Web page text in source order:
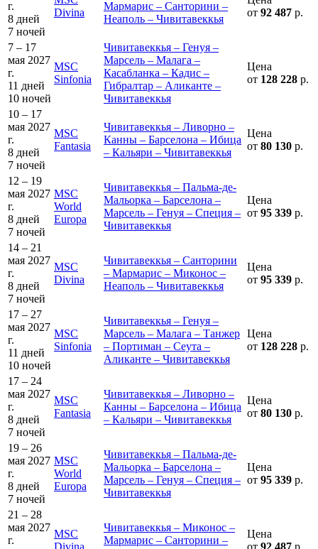
г.
8 дней
7 ночей
Divina
Мармарис – Санторини –
Неаполь – Чивитавеккья
от 92 487 р.
7 – 17
мая 2027
г.
11 дней
10 ночей
MSC
Sinfonia
Чивитавеккья – Генуя –
Марсель – Малага –
Касабланка – Кадис –
Гибралтар – Аликанте –
Чивитавеккья
Цена
от 128 228 р.
10 – 17
мая 2027
г.
8 дней
7 ночей
MSC
Fantasia
Чивитавеккья – Ливорно –
Канны – Барселона – Ибица
– Кальяри – Чивитавеккья
Цена
от 80 130 р.
12 – 19
мая 2027
г.
8 дней
7 ночей
MSC
World
Europa
Чивитавеккья – Пальма-де-
Мальорка – Барселона –
Марсель – Генуя – Специя –
Чивитавеккья
Цена
от 95 339 р.
14 – 21
мая 2027
г.
8 дней
7 ночей
MSC
Divina
Чивитавеккья – Санторини
– Мармарис – Миконос –
Неаполь – Чивитавеккья
Цена
от 95 339 р.
17 – 27
мая 2027
г.
11 дней
10 ночей
MSC
Sinfonia
Чивитавеккья – Генуя –
Марсель – Малага – Танжер
– Портиман – Сеута –
Аликанте – Чивитавеккья
Цена
от 128 228 р.
17 – 24
мая 2027
г.
8 дней
7 ночей
MSC
Fantasia
Чивитавеккья – Ливорно –
Канны – Барселона – Ибица
– Кальяри – Чивитавеккья
Цена
от 80 130 р.
19 – 26
мая 2027
г.
8 дней
7 ночей
MSC
World
Europa
Чивитавеккья – Пальма-де-
Мальорка – Барселона –
Марсель – Генуя – Специя –
Чивитавеккья
Цена
от 95 339 р.
21 – 28
мая 2027
г.
MSC
Divina
Чивитавеккья – Миконос –
Мармарис – Санторини –
Цена
от 92 487 р.